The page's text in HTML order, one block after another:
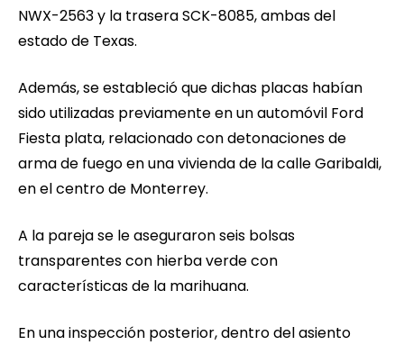
NWX-2563 y la trasera SCK-8085, ambas del
estado de Texas.
Además, se estableció que dichas placas habían
sido utilizadas previamente en un automóvil Ford
Fiesta plata, relacionado con detonaciones de
arma de fuego en una vivienda de la calle Garibaldi,
en el centro de Monterrey.
A la pareja se le aseguraron seis bolsas
transparentes con hierba verde con
características de la marihuana.
En una inspección posterior, dentro del asiento